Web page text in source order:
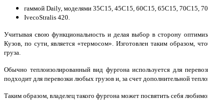
гаммой Daily, моделями 35C15, 45С15, 60С15, 65С15, 70С15,
IvecoStralis 420.
Учитывая свою функциональность и делая выбор в сторону
Кузов, по сути, является «термосом». Изготовлен таким образом,
груза.
Обычно теплоизолированный вид фургона используется для
подходит для перевозки любых грузов и, за счет дополнительной
Таким образом, владелец такого фургона может посвятить себя